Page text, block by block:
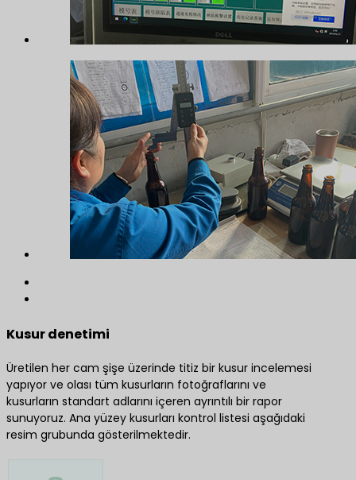
Kusur denetimi
Üretilen her cam şişe üzerinde titiz bir kusur incelemesi
yapıyor ve olası tüm kusurların fotoğraflarını ve
kusurların standart adlarını içeren ayrıntılı bir rapor
sunuyoruz. Ana yüzey kusurları kontrol listesi aşağıdaki
resim grubunda gösterilmektedir.